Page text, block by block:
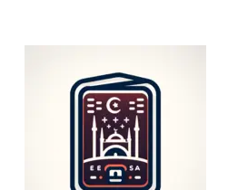
naar